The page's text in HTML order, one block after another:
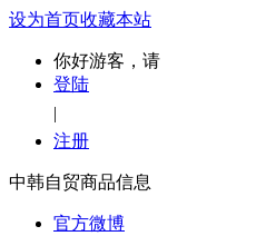
设为首页收藏本站
你好游客，请
登陆
|
注册
中韩自贸商品信息
官方微博